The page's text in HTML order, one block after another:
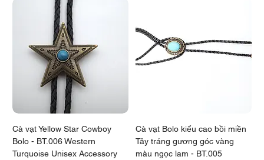
Cà vạt Yellow Star Cowboy
Bolo - BT.006 Western
Turquoise Unisex Accessory
Cà vạt Bolo kiểu cao bồi miền
Tây tráng gương góc vàng
màu ngọc lam - BT.005